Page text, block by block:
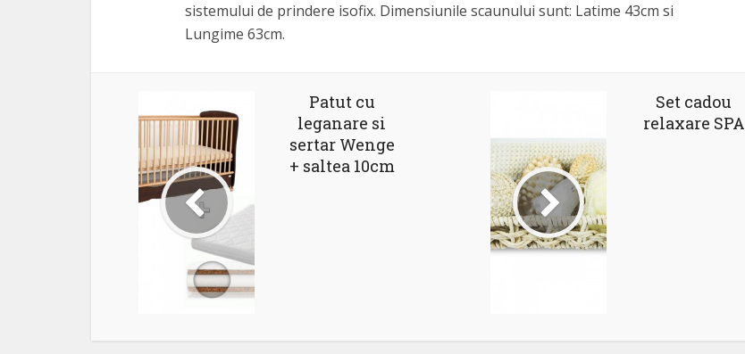
sistemului de prindere isofix. Dimensiunile scaunului sunt: Latime 43cm si
Lungime 63cm.
Patut cu
leganare si
sertar Wenge
+ saltea 10cm
Set cadou
relaxare SPA